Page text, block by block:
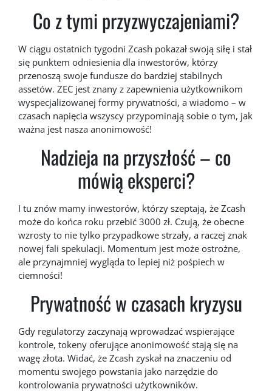
Co z tymi przyzwyczajeniami?
W ciągu ostatnich tygodni Zcash pokazał swoją siłę i stał
się punktem odniesienia dla inwestorów, którzy
przenoszą swoje fundusze do bardziej stabilnych
assetów. ZEC jest znany z zapewnienia użytkownikom
wyspecjalizowanej formy prywatności, a wiadomo – w
czasach napięcia wszyscy przypominają sobie o tym, jak
ważna jest nasza anonimowość!
Nadzieja na przyszłość – co
mówią eksperci?
I tu znów mamy inwestorów, którzy szeptają, że Zcash
może do końca roku przebić 3000 zł. Czują, że obecne
wzrosty to nie tylko przypadkowe strzały, a raczej znak
nowej fali spekulacji. Momentum jest może ostrożne,
ale przynajmniej wygląda to lepiej niż pośpiech w
ciemności!
Prywatność w czasach kryzysu
Gdy regulatorzy zaczynają wprowadzać wspierające
kontrole, tokeny oferujące anonimowość stają się na
wagę złota. Widać, że Zcash zyskał na znaczeniu od
momentu swojego powstania jako narzędzie do
kontrolowania prywatności użytkowników.